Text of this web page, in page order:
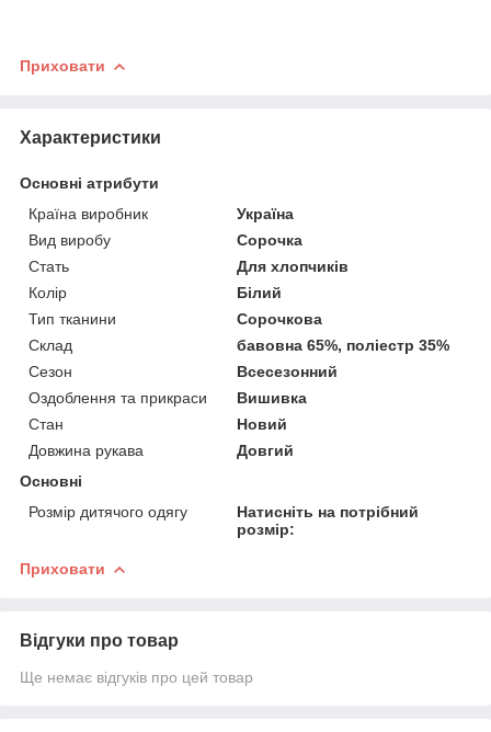
Приховати
Характеристики
Основні атрибути
Країна виробник
Україна
Вид виробу
Сорочка
Стать
Для хлопчиків
Колір
Білий
Тип тканини
Сорочкова
Склад
бавовна 65%, поліестр 35%
Сезон
Всесезонний
Оздоблення та прикраси
Вишивка
Стан
Новий
Довжина рукава
Довгий
Основні
Розмір дитячого одягу
Натисніть на потрібний
розмір:
Приховати
Відгуки про товар
Ще немає відгуків про цей товар